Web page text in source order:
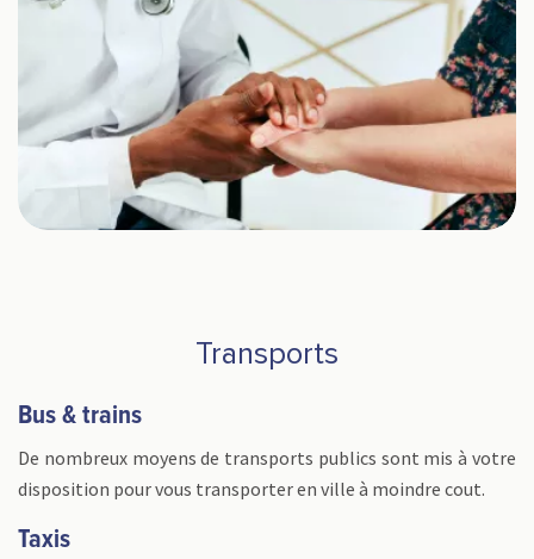
Transports
Bus & trains
De nombreux moyens de transports publics sont mis à votre
disposition pour vous transporter en ville à moindre cout.
Taxis